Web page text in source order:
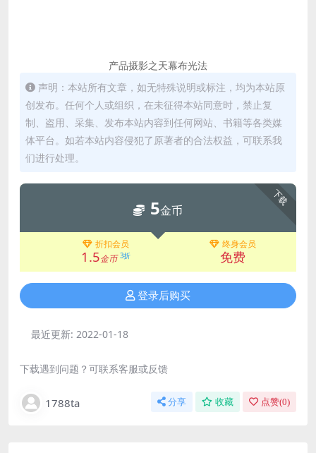
产品摄影之天幕布光法
声明：本站所有文章，如无特殊说明或标注，均为本站原
创发布。任何个人或组织，在未征得本站同意时，禁止复
制、盗用、采集、发布本站内容到任何网站、书籍等各类媒
体平台。如若本站内容侵犯了原著者的合法权益，可联系我
们进行处理。
下载
5金币
折扣会员
1.5金币 3折
终身会员
免费
登录后购买
最近更新: 2022-01-18
下载遇到问题？可联系客服或反馈
1788ta 分享 收藏 点赞(0)